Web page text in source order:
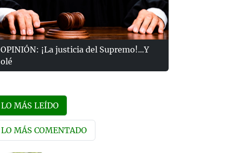
OPINIÓN: ¡La justicia del Supremo!...Y
olé
LO MÁS LEÍDO
LO MÁS COMENTADO